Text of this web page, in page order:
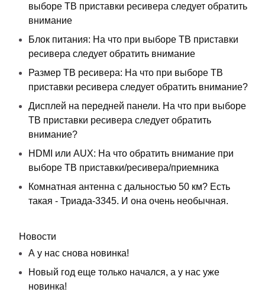
выборе ТВ приставки ресивера следует обратить
внимание
Блок питания: На что при выборе ТВ приставки
ресивера следует обратить внимание
Размер ТВ ресивера: На что при выборе ТВ
приставки ресивера следует обратить внимание?
Дисплей на передней панели. На что при выборе
ТВ приставки ресивера следует обратить
внимание?
HDMI или AUX: На что обратить внимание при
выборе ТВ приставки/ресивера/приемника
Комнатная антенна с дальностью 50 км? Есть
такая - Триада-3345. И она очень необычная.
Новости
А у нас снова новинка!
Новый год еще только начался, а у нас уже
новинка!